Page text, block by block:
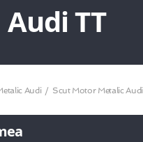
Audi TT
Audi Scut Motor Metalic